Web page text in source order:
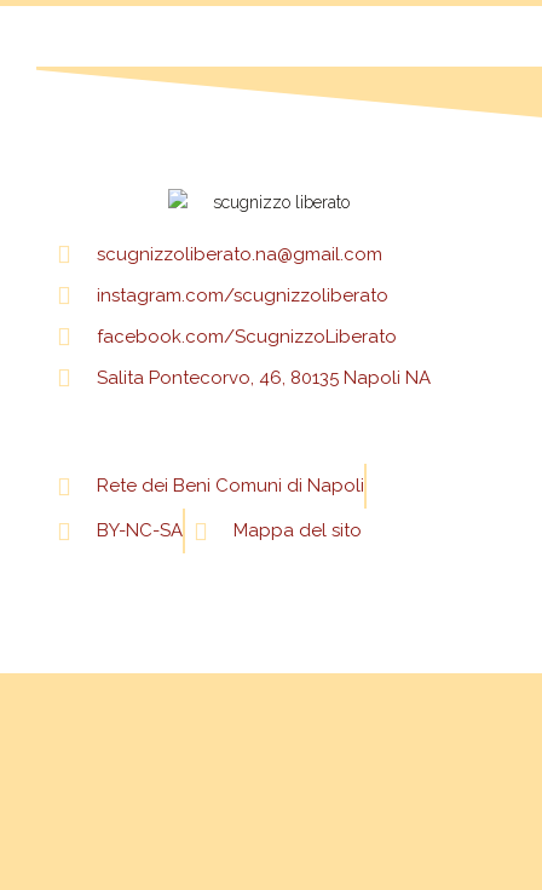
scugnizzoliberato.na@gmail.com
instagram.com/scugnizzoliberato
facebook.com/ScugnizzoLiberato
Salita Pontecorvo, 46, 80135 Napoli NA
Rete dei Beni Comuni di Napoli
BY-NC-SA Mappa del sito